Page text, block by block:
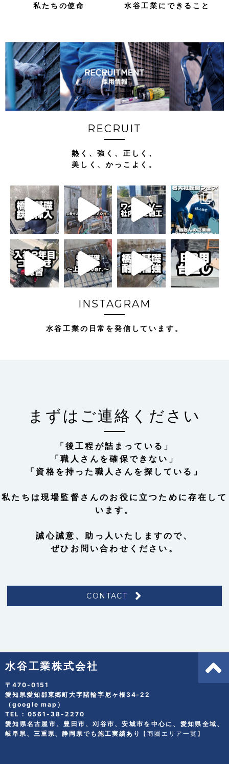
私たちの使命 水谷工業にできること
RECRUIT
熱く、強く、正しく、
美しく、かっこよく。
INSTAGRAM
水谷工業の日常を発信しています。
まずはご連絡ください
「後工程が詰まっている」
「職人さんを確保できない」
「資格を持った職人さんを探している」
私たちは現場監督さんのお役に立つために存在して
います。
誠心誠意、助っ人いたしますので、
ぜひお問い合わせください。
CONTACT
水谷工業株式会社
〒470-0151
愛知県愛知郡東郷町大字諸輪字尼ヶ根34-22
（ google map ）
TEL : 0561-38-2270
愛知県名古屋市、豊田市、刈谷市、安城市を中心に、愛知県全域、
岐阜県、三重県、静岡県でも施工実績あり
【商圏エリア一覧】